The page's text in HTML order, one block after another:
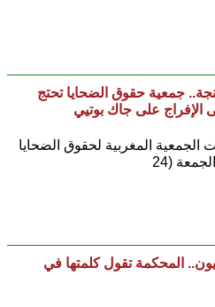
جمعية حقوق الضحايا تحتج
الإفراج على جاك بوتيي
المغربية لحقوق الضحايا
(24
المحكمة تقول كلمتها في